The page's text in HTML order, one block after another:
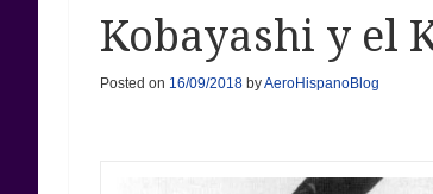
Kobayashi y el
Posted on 16/09/2018byAeroHispanoBlog